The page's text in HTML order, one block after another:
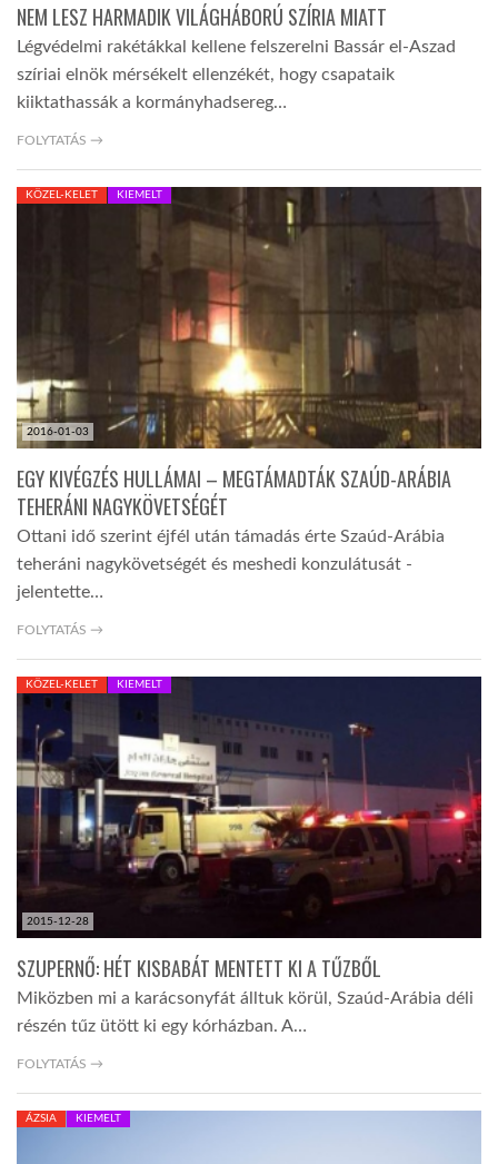
LINKTR.EE
GLOBOZSARU
GLOBOBOOK
NEM LESZ HARMADIK VILÁGHÁBORÚ SZÍRIA MIATT
Légvédelmi rakétákkal kellene felszerelni Bassár el-Aszad
szíriai elnök mérsékelt ellenzékét, hogy csapataik
kiiktathassák a kormányhadsereg…
FOLYTATÁS →
2016-01-03
KÖZEL-KELET KIEMELT
EGY KIVÉGZÉS HULLÁMAI – MEGTÁMADTÁK SZAÚD-ARÁBIA
TEHERÁNI NAGYKÖVETSÉGÉT
Ottani idő szerint éjfél után támadás érte Szaúd-Arábia
teheráni nagykövetségét és meshedi konzulátusát -
jelentette…
FOLYTATÁS →
2015-12-28
KÖZEL-KELET KIEMELT
SZUPERNŐ: HÉT KISBABÁT MENTETT KI A TŰZBŐL
Miközben mi a karácsonyfát álltuk körül, Szaúd-Arábia déli
részén tűz ütött ki egy kórházban. A…
FOLYTATÁS →
ÁZSIA KIEMELT